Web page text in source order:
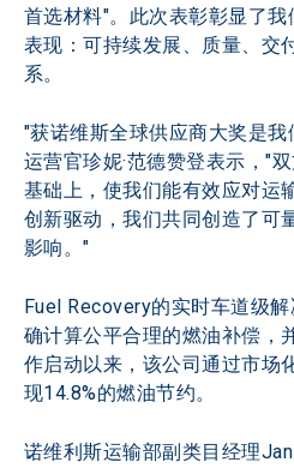
首选材料"。此次表彰彰显了
表现：可持续发展、质量、交
系。
"获诺维斯全球供应商大奖是
运营官珍妮·范德赞登表示，"
基础上，使我们能有效应对运
创新驱动，我们共同创造了可
影响。"
Fuel Recovery的实时车道级
确计算公平合理的燃油补偿，
作启动以来，该公司通过市场
现14.8%的燃油节约。
诺维利斯运输部副类目经理